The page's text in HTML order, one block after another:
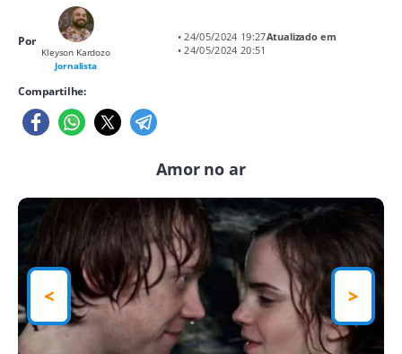
Por
Kleyson Kardozo
Jornalista
• 24/05/2024 19:27Atualizado em
• 24/05/2024 20:51
Compartilhe:
Amor no ar
< >